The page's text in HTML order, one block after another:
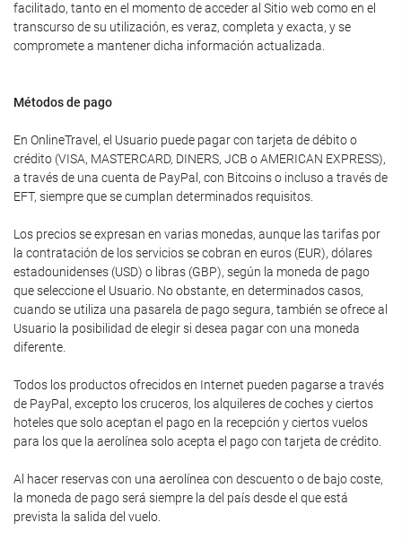
facilitado, tanto en el momento de acceder al Sitio web como en el
transcurso de su utilización, es veraz, completa y exacta, y se
compromete a mantener dicha información actualizada.
Métodos de pago
En OnlineTravel, el Usuario puede pagar con tarjeta de débito o
crédito (VISA, MASTERCARD, DINERS, JCB o AMERICAN EXPRESS),
a través de una cuenta de PayPal, con Bitcoins o incluso a través de
EFT, siempre que se cumplan determinados requisitos.
Los precios se expresan en varias monedas, aunque las tarifas por
la contratación de los servicios se cobran en euros (EUR), dólares
estadounidenses (USD) o libras (GBP), según la moneda de pago
que seleccione el Usuario. No obstante, en determinados casos,
cuando se utiliza una pasarela de pago segura, también se ofrece al
Usuario la posibilidad de elegir si desea pagar con una moneda
diferente.
Todos los productos ofrecidos en Internet pueden pagarse a través
de PayPal, excepto los cruceros, los alquileres de coches y ciertos
hoteles que solo aceptan el pago en la recepción y ciertos vuelos
para los que la aerolínea solo acepta el pago con tarjeta de crédito.
Al hacer reservas con una aerolínea con descuento o de bajo coste,
la moneda de pago será siempre la del país desde el que está
prevista la salida del vuelo.